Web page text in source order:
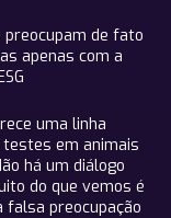
de fato
apenas com a
uma linha
em animais
há um diálogo
do que vemos é
preocupação